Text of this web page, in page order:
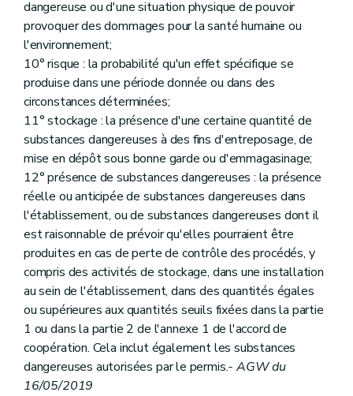
Annexe
Annexe
Annexe
Annexe
Annexe
Annexe
Annexe
Annexe
Annexe
Annexe
Annexe
Annexe
Annexe
Annexe
Annexe
Annexe
Annexe
Annexe
dangereuse ou d'une situation physique de pouvoir
provoquer des dommages pour la santé humaine ou
l'environnement;
10° risque : la probabilité qu'un effet spécifique se
produise dans une période donnée ou dans des
circonstances déterminées;
11° stockage : la présence d'une certaine quantité de
substances dangereuses à des fins d'entreposage, de
mise en dépôt sous bonne garde ou d'emmagasinage;
12° présence de substances dangereuses : la présence
réelle ou anticipée de substances dangereuses dans
l'établissement, ou de substances dangereuses dont il
est raisonnable de prévoir qu'elles pourraient être
produites en cas de perte de contrôle des procédés, y
compris des activités de stockage, dans une installation
au sein de l'établissement, dans des quantités égales
ou supérieures aux quantités seuils fixées dans la partie
1 ou dans la partie 2 de l'annexe 1 de l'accord de
coopération. Cela inclut également les substances
dangereuses autorisées par le permis.- AGW du
16/05/2019